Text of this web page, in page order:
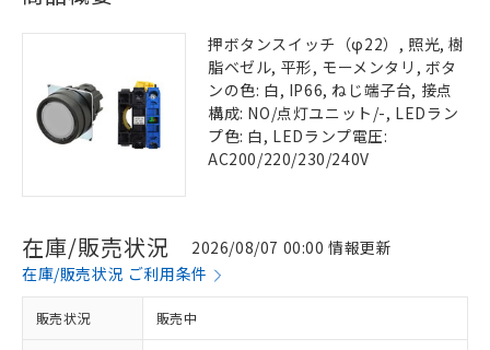
押ボタンスイッチ（φ22）, 照光, 樹
脂ベゼル, 平形, モーメンタリ, ボタ
ンの色: 白, IP66, ねじ端子台, 接点
構成: NO/点灯ユニット/-, LEDラン
プ色: 白, LEDランプ電圧:
AC200/220/230/240V
在庫/販売状況
2026/08/07 00:00 情報更新
在庫/販売状況 ご利用条件
販売状況 販売中